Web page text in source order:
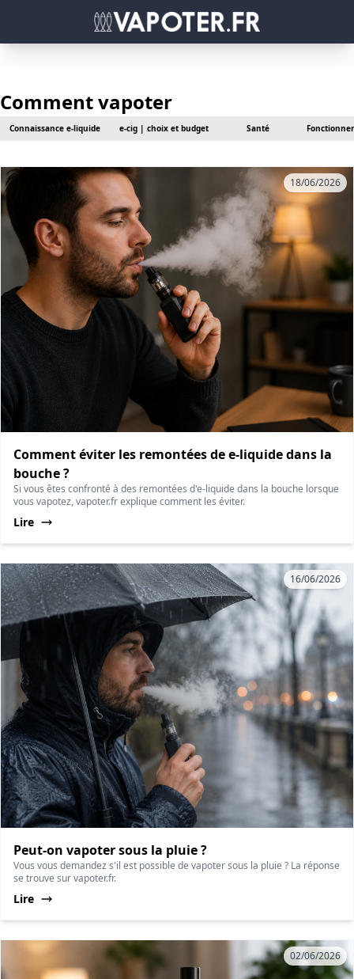
Comment vapoter
Connaissance e-liquide e-cig | choix et budget Santé
18/06/2026
Comment éviter les remontées de e-liquide dans la
bouche ?
Si vous êtes confronté à des remontées d'e-liquide dans la bouche lorsque
vous vapotez, vapoter.fr explique comment les éviter.
Lire
16/06/2026
Peut-on vapoter sous la pluie ?
Vous vous demandez s'il est possible de vapoter sous la pluie ? La réponse
se trouve sur vapoter.fr.
Lire
02/06/2026